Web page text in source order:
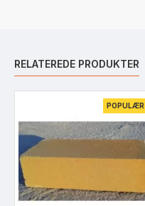
RELATEREDE PRODUKTER
POPULÆR